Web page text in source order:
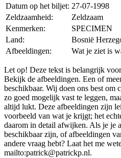
Datum op het biljet: 27-07-1998
Zeldzaamheid:
Zeldzaam
Kenmerken:
SPECIMEN
Land:
Bosnië
Afbeeldingen:
Wat je ziet is
Let op! Deze tekst is belangrijk
Bekijk de afbeeldingen. Een of
beschikbaar. Wij doen ons best om
zo goed mogelijk vast te leggen,
altijd lukt. Deze afbeeldingen zijn
voorbeeld van wat je krijgt; het
daarom in detail afwijken. Als je je
beschikbaar zijn, of afbeeldingen
andere vraag hebt? Laat het me
mailto:patrick@patrickp.nl.